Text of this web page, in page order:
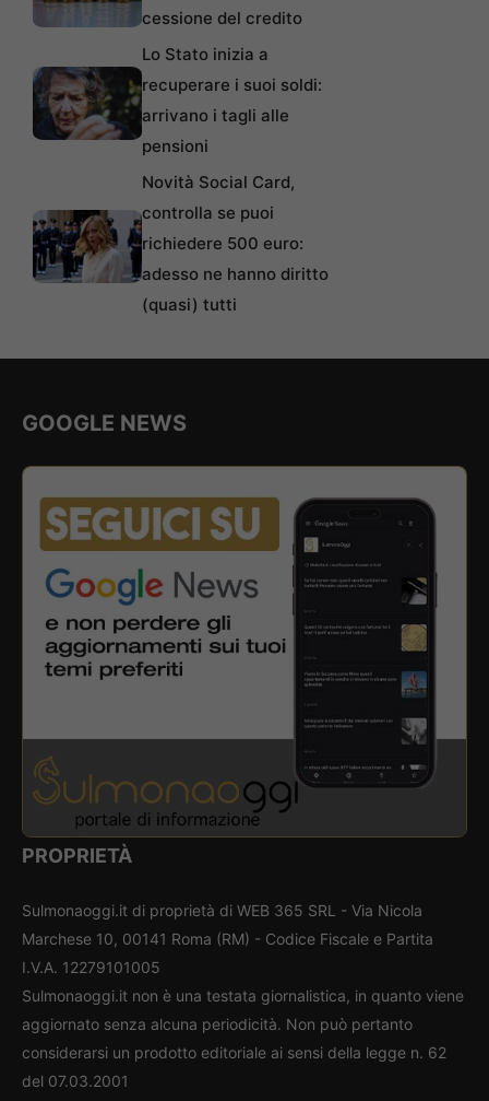
cessione del credito
Lo Stato inizia a
recuperare i suoi soldi:
arrivano i tagli alle
pensioni
Novità Social Card,
controlla se puoi
richiedere 500 euro:
adesso ne hanno diritto
(quasi) tutti
GOOGLE NEWS
PROPRIETÀ
Sulmonaoggi.it di proprietà di WEB 365 SRL - Via Nicola
Marchese 10, 00141 Roma (RM) - Codice Fiscale e Partita
I.V.A. 12279101005
Sulmonaoggi.it non è una testata giornalistica, in quanto viene
aggiornato senza alcuna periodicità. Non può pertanto
considerarsi un prodotto editoriale ai sensi della legge n. 62
del 07.03.2001